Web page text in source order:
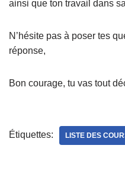
ainsi que ton travail dans
N’hésite pas à poser tes
réponse,
Bon courage, tu vas tout
Étiquettes: LISTE DES